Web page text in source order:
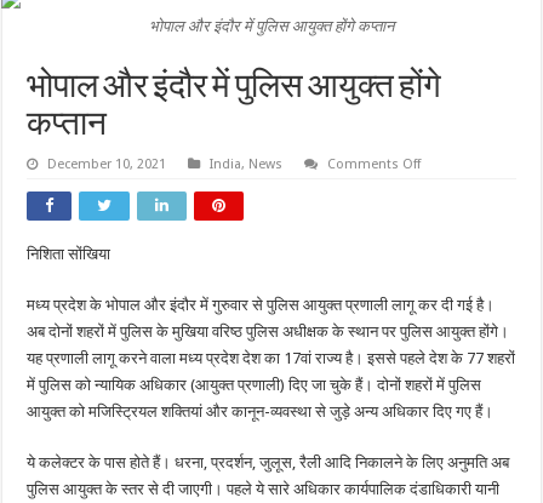
भोपाल और इंदौर में पुलिस आयुक्त होंगे कप्तान
भोपाल और इंदौर में पुलिस आयुक्त होंगे
कप्तान
December 10, 2021 India, News Comments Offon
निशिता सोंखिया
मध्य प्रदेश के भोपाल और इंदौर में गुरुवार से पुलिस आयुक्त प्रणाली लागू कर दी गई है।
अब दोनों शहरों में पुलिस के मुखिया वरिष्ठ पुलिस अधीक्षक के स्थान पर पुलिस आयुक्त होंगे।
यह प्रणाली लागू करने वाला मध्य प्रदेश देश का 17वां राज्य है। इससे पहले देश के 77 शहरों
में पुलिस को न्यायिक अधिकार (आयुक्त प्रणाली) दिए जा चुके हैं। दोनों शहरों में पुलिस
आयुक्त को मजिस्ट्रियल शक्तियां और कानून-व्यवस्था से जुड़े अन्य अधिकार दिए गए हैं।
ये कलेक्टर के पास होते हैं। धरना, प्रदर्शन, जुलूस, रैली आदि निकालने के लिए अनुमति अब
पुलिस आयुक्त के स्तर से दी जाएगी। पहले ये सारे अधिकार कार्यपालिक दंडाधिकारी यानी